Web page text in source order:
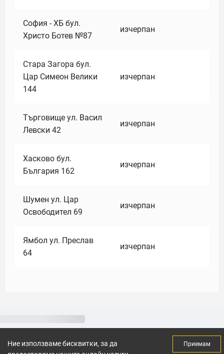
София - ХБ бул.
Христо Ботев №87
изчерпан
Стара Загора бул.
Цар Симеон Велики
144
изчерпан
Търговище ул. Васил
Левски 42
изчерпан
Хасково бул.
България 162
изчерпан
Шумен ул. Цар
Освободител 69
изчерпан
Ямбол ул. Преслав
64
изчерпан
Ние използваме бисквитки, за да
Приемам